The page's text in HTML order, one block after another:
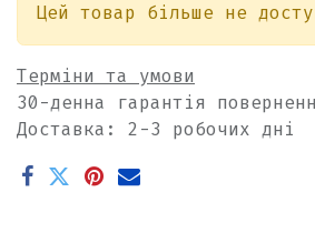
Цей товар більше не
Терміни та умови
30-денна гарантія
Доставка: 2-3 робочих дні